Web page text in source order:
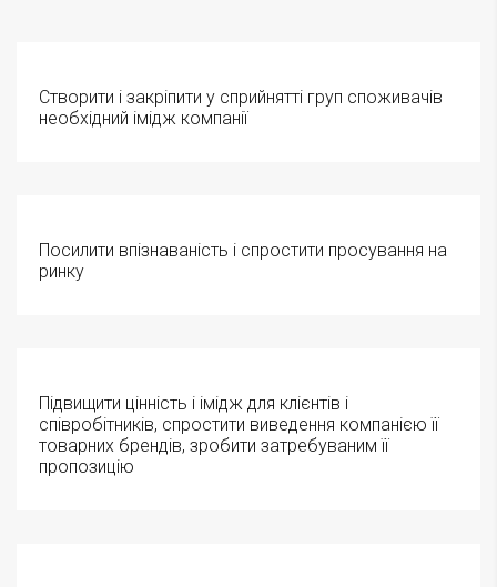
Створити і закріпити у сприйнятті груп споживачів
необхідний імідж компанії
Посилити впізнаваність і спростити просування на
ринку
Підвищити цінність і імідж для клієнтів і
співробітників, спростити виведення компанією її
товарних брендів, зробити затребуваним її
пропозицію